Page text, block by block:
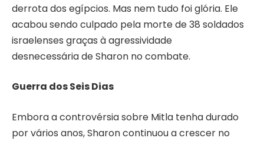
derrota dos egípcios. Mas nem tudo foi glória. Ele
acabou sendo culpado pela morte de 38 soldados
israelenses graças à agressividade
desnecessária de Sharon no combate.
Guerra dos Seis Dias
Embora a controvérsia sobre Mitla tenha durado
por vários anos, Sharon continuou a crescer no